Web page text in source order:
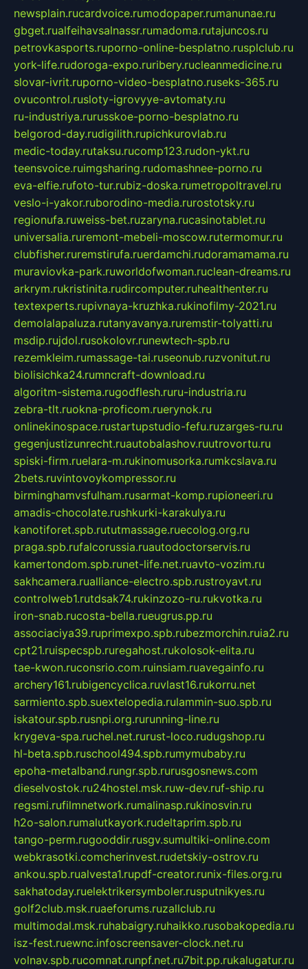
newsplain.rucardvoice.rumodopaper.rumanunae.ru
gbget.rualfeihavsalnassr.rumadoma.rutajuncos.ru
petrovkasports.ruporno-online-besplatno.rusplclub.ru
york-life.rudoroga-expo.ruribery.rucleanmedicine.ru
slovar-ivrit.ruporno-video-besplatno.ruseks-365.ru
ovucontrol.rusloty-igrovyye-avtomaty.ru
ru-industriya.rurusskoe-porno-besplatno.ru
belgorod-day.rudigilith.rupichkurovlab.ru
medic-today.rutaksu.rucomp123.rudon-ykt.ru
teensvoice.ruimgsharing.rudomashnee-porno.ru
eva-elfie.rufoto-tur.rubiz-doska.rumetropoltravel.ru
veslo-i-yakor.ruborodino-media.rurostotsky.ru
regionufa.ruweiss-bet.ruzaryna.rucasinotablet.ru
universalia.ruremont-mebeli-moscow.rutermomur.ru
clubfisher.ruremstirufa.ruerdamchi.rudoramamama.ru
muraviovka-park.ruworldofwoman.ruclean-dreams.ru
arkrym.rukristinita.rudircomputer.ruhealthenter.ru
textexperts.rupivnaya-kruzhka.rukinofilmy-2021.ru
demolalapaluza.rutanyavanya.ruremstir-tolyatti.ru
msdip.rujdol.rusokolovr.runewtech-spb.ru
rezemkleim.rumassage-tai.ruseonub.ruzvonitut.ru
biolisichka24.rumncraft-download.ru
algoritm-sistema.rugodflesh.ruru-industria.ru
zebra-tlt.ruokna-proficom.ruerynok.ru
onlinekinospace.rustartupstudio-fefu.ruzarges-ru.ru
gegenjustizunrecht.ruautobalashov.ruutrovortu.ru
spiski-firm.ruelara-m.rukinomusorka.rumkcslava.ru
2bets.ruvintovoykompressor.ru
birminghamvsfulham.rusarmat-komp.rupioneeri.ru
amadis-chocolate.rushkurki-karakulya.ru
kanotiforet.spb.rututmassage.ruecolog.org.ru
praga.spb.rufalcorussia.ruautodoctorservis.ru
kamertondom.spb.runet-life.net.ruavto-vozim.ru
sakhcamera.rualliance-electro.spb.rustroyavt.ru
controlweb1.rutdsak74.rukinzozo-ru.rukvotka.ru
iron-snab.rucosta-bella.rueugrus.pp.ru
associaciya39.ruprimexpo.spb.rubezmorchin.ruia2.ru
cpt21.ruispecspb.ruregahost.rukolosok-elita.ru
tae-kwon.ruconsrio.com.ruinsiam.ruavegainfo.ru
archery161.rubigencyclica.ruvlast16.rukorru.net
sarmiento.spb.suextelopedia.rulammin-suo.spb.ru
iskatour.spb.rusnpi.org.rurunning-line.ru
krygeva-spa.ruchel.net.rurust-loco.rudugshop.ru
hl-beta.spb.ruschool494.spb.rumymubaby.ru
epoha-metalband.rungr.spb.rurusgosnews.com
dieselvostok.ru24hostel.msk.ruw-dev.ruf-ship.ru
regsmi.rufilmnetwork.rumalinasp.rukinosvin.ru
h2o-salon.rumalutkayork.rudeltaprim.spb.ru
tango-perm.rugooddir.rusgv.sumultiki-online.com
webkrasotki.comcherinvest.rudetskiy-ostrov.ru
ankou.spb.rualvesta1.rupdf-creator.runix-files.org.ru
sakhatoday.ruelektrikersymboler.rusputnikyes.ru
golf2club.msk.ruaeforums.ruzallclub.ru
multimodal.msk.ruhabaigry.ruhaikko.rusobakopedia.ru
isz-fest.ruewnc.infoscreensaver-clock.net.ru
volnav.spb.rucomnat.runpf.net.ru7bit.pp.rukalugatur.ru